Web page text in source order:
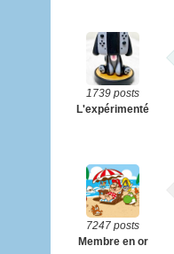
1739 posts
L'expérimenté
7247 posts
Membre en or